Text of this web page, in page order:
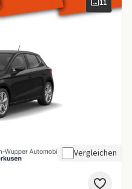
11
Vergleichen